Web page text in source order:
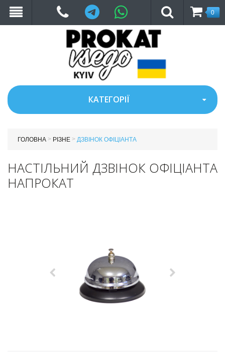
Telegram
0
КАТЕГОРІЇ
ГОЛОВНА > РІЗНЕ > ДЗВІНОК ОФІЦІАНТА
НАСТІЛЬНИЙ ДЗВІНОК ОФІЦІАНТА
НАПРОКАТ